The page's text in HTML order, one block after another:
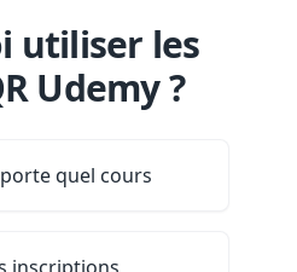
utiliser les
Udemy ?
quel cours